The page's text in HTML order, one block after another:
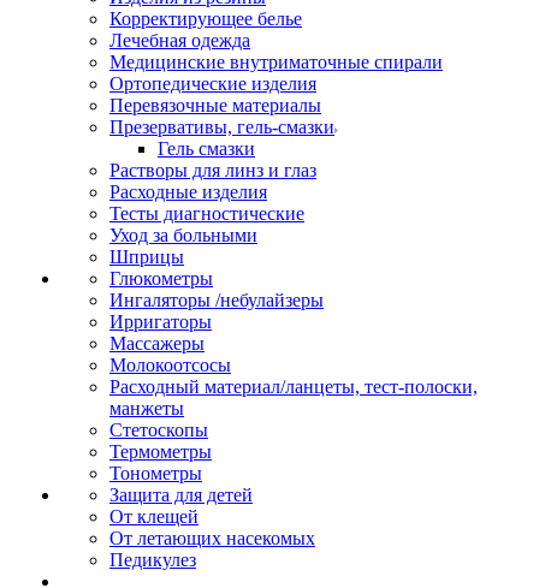
Корректирующее белье
Лечебная одежда
Медицинские внутриматочные спирали
Ортопедические изделия
Перевязочные материалы
Презервативы, гель-смазки
Гель смазки
Растворы для линз и глаз
Расходные изделия
Тесты диагностические
Уход за больными
Шприцы
Глюкометры
Ингаляторы /небулайзеры
Ирригаторы
Массажеры
Молокоотсосы
Расходный материал/ланцеты, тест-полоски,
манжеты
Стетоскопы
Термометры
Тонометры
Защита для детей
От клещей
От летающих насекомых
Педикулез